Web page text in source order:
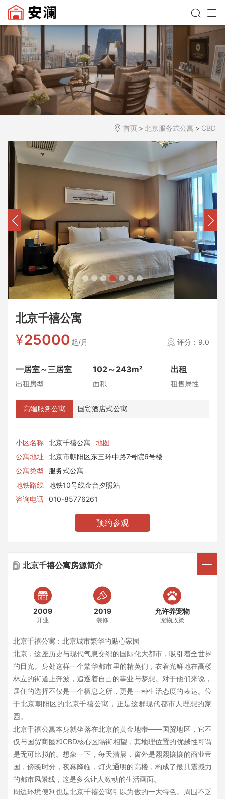
首页 > 北京服务式公寓 > CBD
北京千禧公寓
¥25000 起/月 评分：9.0
一居室～三居室
出租房型
102～243m²
面积
出租
租售属性
高端服务公寓 国贸酒店式公寓
小区名称 北京千禧公寓
地图
公寓地址
北京市朝阳区东三环中路7号院6号楼
公寓类型
服务式公寓
地铁路线 地铁10号线金台夕照站
咨询电话 010-85776261
预约参观
北京千禧公寓房源简介
2009
开业
2019
装修
允许养宠物
宠物政策
北京千禧公寓：北京城市繁华的贴心家园
北京，这座历史与现代气息交织的国际化大都市，吸引着全世界
的目光。身处这样一个繁华都市里的精英们，衣着光鲜地在高楼
林立的街道上奔波，追逐着自己的事业与梦想。对于他们来说，
居住的选择不仅是一个栖息之所，更是一种生活态度的表达。位
于北京朝阳区的北京千禧公寓，正是这群现代都市人理想的家
园。
北京千禧公寓本身就坐落在北京的黄金地带——国贸地区，它不
仅与国贸商圈和CBD核心区隔街相望，其地理位置的优越性可谓
是无可比拟的。想象一下，每天清晨，窗外是熙熙攘攘的商业帝
国，傍晚时分，夜幕降临，灯火通明的高楼，构成了最具震撼力
的都市风景线，这是多么让人激动的生活画面。
周边环境便利也是北京千禧公寓引以为傲的一大特色。周围不乏